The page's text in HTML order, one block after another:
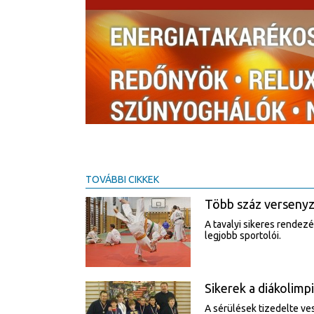
TOVÁBBI CIKKEK
Több száz
A tavalyi sikeres
legjobb sportolói.
Sikerek a
A sérülések tizedelte